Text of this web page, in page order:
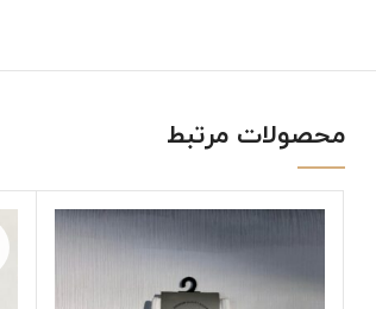
محصولات مرتبط